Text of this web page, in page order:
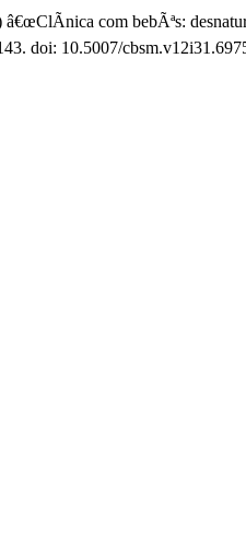
com bebÃªs:
doi: 10.5007/